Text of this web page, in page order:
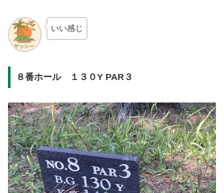
いい感じ
８番ホール １３０Y PAR３